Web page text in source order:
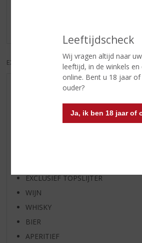
Leeftijdscheck
Wij vragen altijd naar uw
leeftijd, in de winkels en
online. Bent u 18 jaar of
ouder?
Ja, ik ben 18 jaar of
EXCL. BTW INCL. BTW
AANBIEDINGEN
WIJN VAN DE MAAND
WHISKY VAN DE MAAND
EXCLUSIEF TOPSLIJTER
WIJN
WHISKY
BIER
APERITIEF